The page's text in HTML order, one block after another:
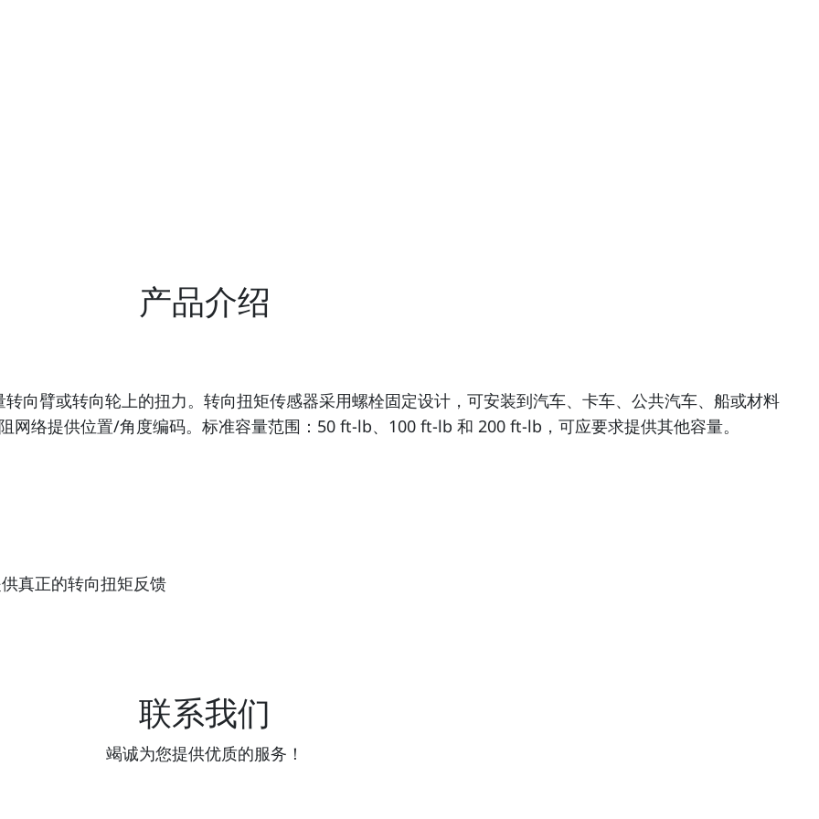
产品介绍
向臂或转向轮上的扭力。转向扭矩传感器采用螺栓固定设计，可安装到汽车、卡车、公共汽车、船或材料
网络提供位置/角度编码。标准容量范围：50 ft-lb、100 ft-lb 和 200 ft-lb，可应要求提供其他容量。
真正的转向扭矩反馈
联系我们
竭诚为您提供优质的服务！